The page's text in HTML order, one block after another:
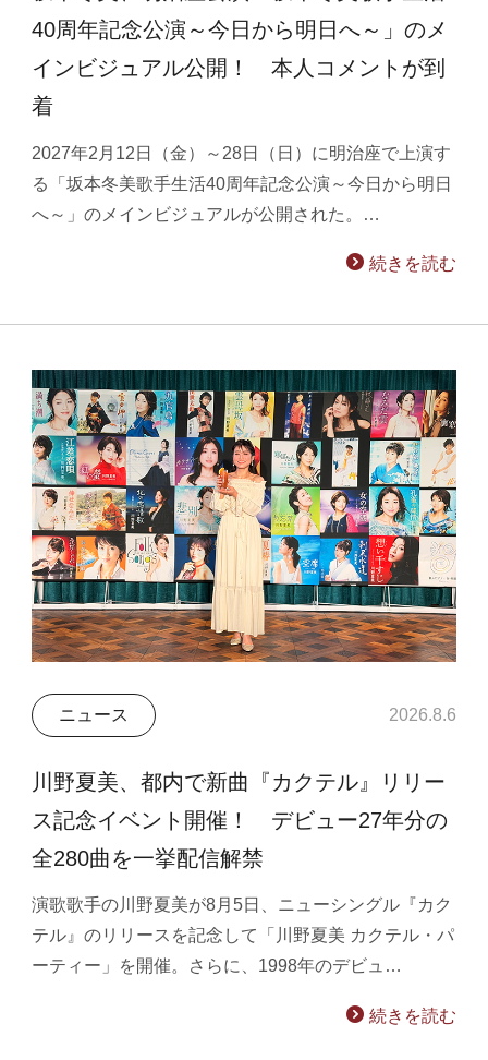
40周年記念公演～今日から明日へ～」のメ
インビジュアル公開！ 本人コメントが到
着
2027年2月12日（金）～28日（日）に明治座で上演す
る「坂本冬美歌手生活40周年記念公演～今日から明日
へ～」のメインビジュアルが公開された。…
続きを読む
ニュース 2026.8.6
川野夏美、都内で新曲『カクテル』リリー
ス記念イベント開催！ デビュー27年分の
全280曲を一挙配信解禁
演歌歌手の川野夏美が8月5日、ニューシングル『カク
テル』のリリースを記念して「川野夏美 カクテル・パ
ーティー」を開催。さらに、1998年のデビュ…
続きを読む